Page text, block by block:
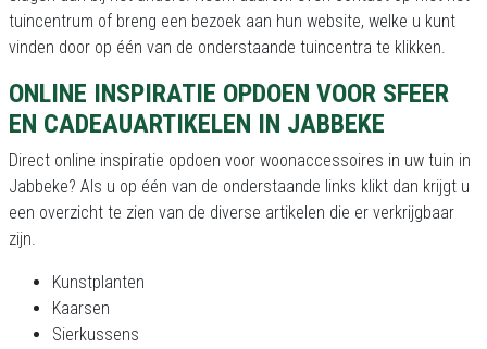
tuincentrum of breng een bezoek aan hun website, welke u kunt
vinden door op één van de onderstaande tuincentra te klikken.
ONLINE INSPIRATIE OPDOEN VOOR SFEER
EN CADEAUARTIKELEN IN JABBEKE
Direct online inspiratie opdoen voor woonaccessoires in uw tuin in
Jabbeke? Als u op één van de onderstaande links klikt dan krijgt u
een overzicht te zien van de diverse artikelen die er verkrijgbaar
zijn.
Kunstplanten
Kaarsen
Sierkussens